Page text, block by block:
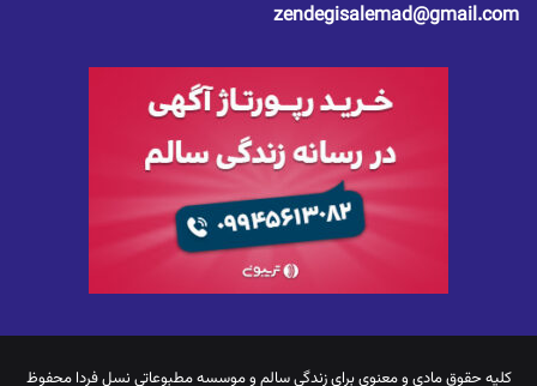
zendegisalemad@gmail.com
کلیه حقوق مادی و معنوی برایزندگی سالم و موسسه مطبوعاتی نسل فردا محفوظ